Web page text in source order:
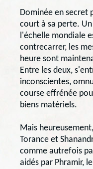
Dominée en secret
court à sa perte.
l'échelle mondiale
contrecarrer, les
heure sont
Entre les deux,
inconscientes,
course effrénée
biens matériels.
Mais
Torance et
comme autrefois
aidés par Phramir,